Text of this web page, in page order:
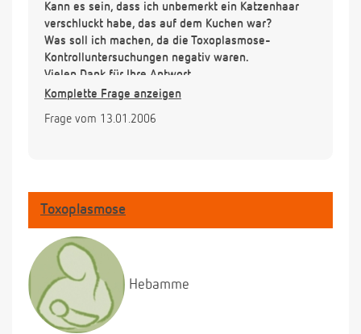
Kann es sein, dass ich unbemerkt ein Katzenhaar
verschluckt habe, das auf dem Kuchen war?
Was soll ich machen, da die Toxoplasmose-
Kontrolluntersuchungen negativ waren.
Vielen Dank für Ihre Antwort
Komplette Frage anzeigen
Frage vom 13.01.2006
Toxoplasmose
Hebamme